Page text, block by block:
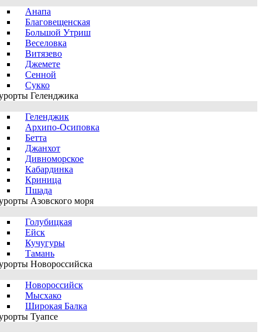
Анапа
Благовещенская
Большой Утриш
Веселовка
Витязево
Джемете
Сенной
Сукко
Геленджика
Геленджик
Архипо-Осиповка
Бетта
Джанхот
Дивноморское
Кабардинка
Криница
Пшада
Азовского моря
Голубицкая
Ейск
Кучугуры
Тамань
Новороссийска
Новороссийск
Мысхако
Широкая Балка
Туапсе